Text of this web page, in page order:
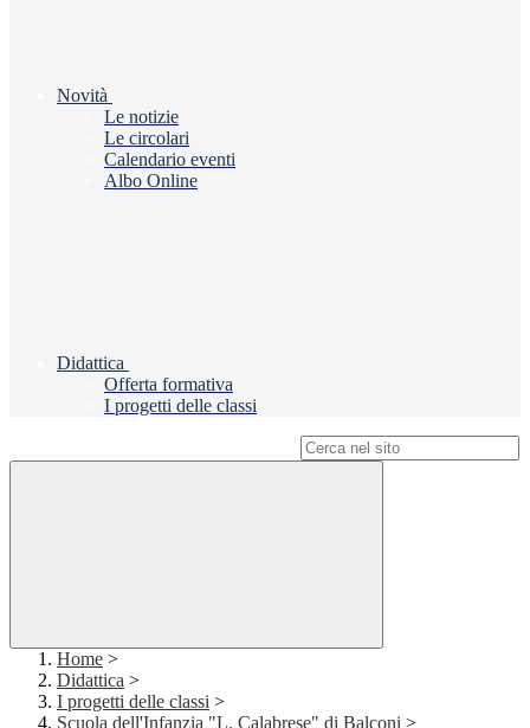
Novità
Le notizie
Le circolari
Calendario eventi
Albo Online
Didattica
Offerta formativa
I progetti delle classi
Home >
Didattica >
I progetti delle classi >
Scuola dell'Infanzia "L. Calabrese" di Balconi >